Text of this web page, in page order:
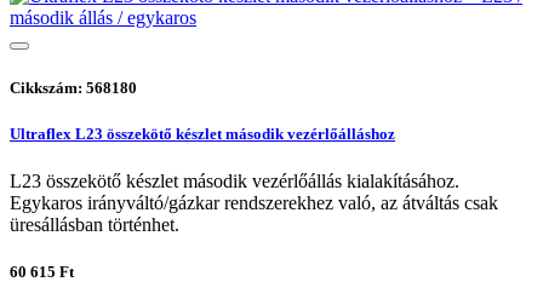
Cikkszám: 568180
Ultraflex L23 összekötő készlet második vezérlőálláshoz
L23 összekötő készlet második vezérlőállás kialakításához.
Egykaros irányváltó/gázkar rendszerekhez való, az átváltás csak
üresállásban történhet.
60 615 Ft